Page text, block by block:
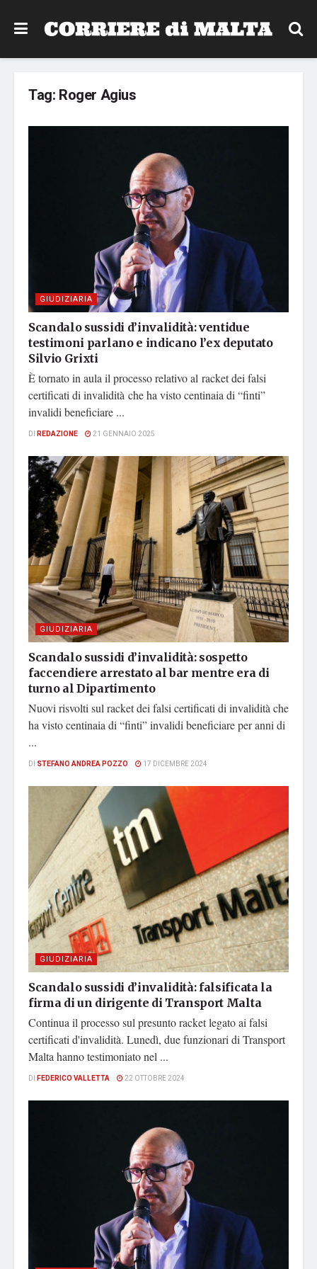
Tag: Roger Agius
GIUDIZIARIA
Scandalo sussidi d’invalidità: ventidue
testimoni parlano e indicano l’ex deputato
Silvio Grixti
È tornato in aula il processo relativo al racket dei falsi
certificati di invalidità che ha visto centinaia di “finti”
invalidi beneficiare ...
DI REDAZIONE 21 GENNAIO 2025
GIUDIZIARIA
Scandalo sussidi d’invalidità: sospetto
faccendiere arrestato al bar mentre era di
turno al Dipartimento
Nuovi risvolti sul racket dei falsi certificati di invalidità che
ha visto centinaia di “finti” invalidi beneficiare per anni di
...
DI STEFANO ANDREA POZZO 17 DICEMBRE 2024
GIUDIZIARIA
Scandalo sussidi d’invalidità: falsificata la
firma di un dirigente di Transport Malta
Continua il processo sul presunto racket legato ai falsi
certificati d'invalidità. Lunedì, due funzionari di Transport
Malta hanno testimoniato nel ...
DI FEDERICO VALLETTA 22 OTTOBRE 2024